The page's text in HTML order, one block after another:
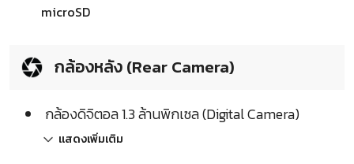
microSD
กล้องหลัง (Rear Camera)
กล้องดิจิตอล 1.3 ล้านพิกเซล (Digital Camera)
แสดงเพิ่มเติม